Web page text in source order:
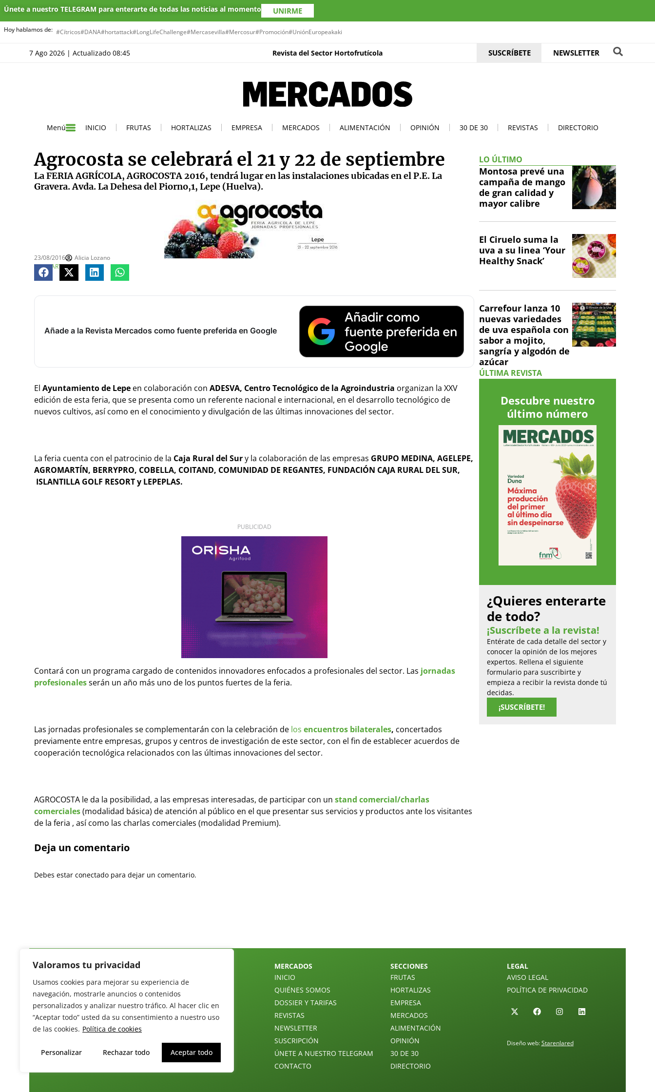
Valoramos tu privacidad
Usamos cookies para mejorar su experiencia de
navegación, mostrarle anuncios o contenidos
personalizados y analizar nuestro tráfico. Al hacer clic en
“Aceptar todo” usted da su consentimiento a nuestro uso
de las cookies. Política de cookies
Personalizar Rechazar todo Aceptar todo
Únete a nuestro TELEGRAM para enterarte de todas las noticias al momento UNIRME
Hoy hablamos de: #Cítricos#DANA#hortattack#LongLifeChallenge#Mercasevilla#Mercosur#Promoción#UniónEuropeakaki
7 Ago 2026 | Actualizado 08:45 Revista del Sector Hortofrutícola SUSCRÍBETE NEWSLETTER
Menú INICIO FRUTAS HORTALIZAS EMPRESA MERCADOS ALIMENTACIÓN OPINIÓN 30 DE 30 REVISTAS DIRECTORIO
Agrocosta se celebrará el 21 y 22 de septiembre
La FERIA AGRÍCOLA, AGROCOSTA 2016, tendrá lugar en las instalaciones ubicadas en el P.E. La
Gravera. Avda. La Dehesa del Piorno,1, Lepe (Huelva).
23/08/2016
Alicia Lozano
COMPARTE
Añade a la Revista Mercados como fuente preferida en Google
El Ayuntamiento de Lepe en colaboración con ADESVA, Centro Tecnológico de la Agroindustria organizan la XXV
edición de esta feria, que se presenta como un referente nacional e internacional, en el desarrollo tecnológico de
nuevos cultivos, así como en el conocimiento y divulgación de las últimas innovaciones del sector.
La feria cuenta con el patrocinio de la Caja Rural del Sury la colaboración de las empresas GRUPO MEDINA, AGELEPE,
AGROMARTÍN, BERRYPRO, COBELLA, COITAND, COMUNIDAD DE REGANTES, FUNDACIÓN CAJA RURAL DEL SUR,
ISLANTILLA GOLF RESORT y LEPEPLAS.
PUBLICIDAD
Contará con un programa cargado de contenidos innovadores enfocados a profesionales del sector. Las jornadas
profesionalesserán un año más uno de los puntos fuertes de la feria.
Las jornadas profesionales se complementarán con la celebración de los encuentros bilaterales, concertados
previamente entre empresas, grupos y centros de investigación de este sector, con el fin de establecer acuerdos de
cooperación tecnológica relacionados con las últimas innovaciones del sector.
AGROCOSTA le da la posibilidad, a las empresas interesadas, de participar con un stand comercial/charlas
comerciales(modalidad básica) de atención al público en el que presentar sus servicios y productos ante los visitantes
de la feria , así como las charlas comerciales (modalidad Premium).
Deja un comentario
Debes estar conectado para dejar un comentario.
LO ÚLTIMO
Montosa prevé una
campaña de mango
de gran calidad y
mayor calibre
El Ciruelo suma la
uva a su linea ‘Your
Healthy Snack’
Carrefour lanza 10
nuevas variedades
de uva española con
sabor a mojito,
sangría y algodón de
azúcar
ÚLTIMA REVISTA
Descubre nuestro
último número
¿Quieres enterarte
de todo?
¡Suscríbete a la revista!
Entérate de cada detalle del sector y
conocer la opinión de los mejores
expertos. Rellena el siguiente
formulario para suscribirte y
empieza a recibir la revista donde tú
decidas.
¡SUSCRÍBETE!
Revista del Sector Hortofrutícola
C/ Presidente Cárdenas nº 10.
41013 Sevilla. ESPAÑA
Tel: (+34) 954 25 88 51
redaccion@revistamercados.com
MERCADOS
INICIO
QUIÉNES SOMOS
DOSSIER Y TARIFAS
REVISTAS
NEWSLETTER
SUSCRIPCIÓN
ÚNETE A NUESTRO TELEGRAM
CONTACTO
SECCIONES
FRUTAS
HORTALIZAS
EMPRESA
MERCADOS
ALIMENTACIÓN
OPINIÓN
30 DE 30
DIRECTORIO
LEGAL
AVISO LEGAL
POLÍTICA DE PRIVACIDAD
Diseño web:Starenlared